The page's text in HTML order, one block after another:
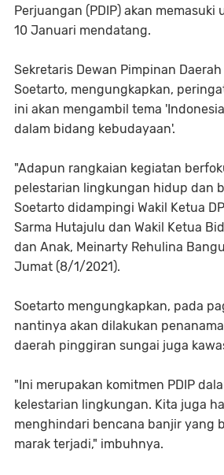
Perjuangan (PDIP) akan memasuki
10 Januari mendatang.
Sekretaris Dewan Pimpinan Daerah
Soetarto, mengungkapkan,
ini akan mengambil tema
dalam bidang kebudayaan'.
"Adapun rangkaian kegiatan
pelestarian lingkungan hidup dan
Soetarto didampingi Wakil Ketua
Sarma Hutajulu dan Wakil Ketua
dan Anak, Meinarty Rehulina
Jumat (8/1/2021).
Soetarto mengungkapkan, pada
nantinya akan dilakukan
daerah pinggiran sungai juga
"Ini merupakan komitmen PDIP
kelestarian lingkungan. Kita juga
menghindari bencana banjir yang
marak terjadi," imbuhnya.